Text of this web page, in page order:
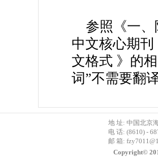
参照《一、
中文核心期
文格式 》的
词”不需要翻
地 址: 中国北京
电 话: (8610) -
邮 箱:
Copyright©